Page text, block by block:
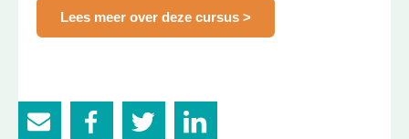
Lees meer over deze cursus >